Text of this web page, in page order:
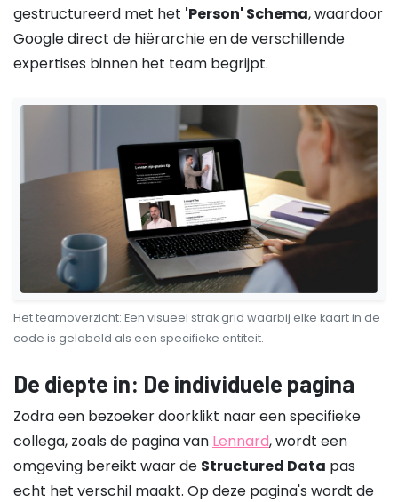
gestructureerd met het 'Person' Schema, waardoor
Google direct de hiërarchie en de verschillende
expertises binnen het team begrijpt.
Het teamoverzicht: Een visueel strak grid waarbij elke kaart in de
code is gelabeld als een specifieke entiteit.
De diepte in: De individuele pagina
Zodra een bezoeker doorklikt naar een specifieke
collega, zoals de pagina van Lennard, wordt een
omgeving bereikt waar de Structured Data pas
echt het verschil maakt. Op deze pagina's wordt de